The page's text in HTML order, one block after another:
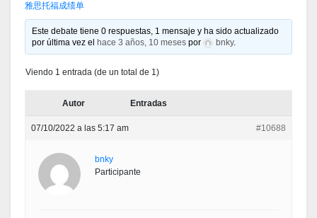
雅思托福成绩单
Este debate tiene 0 respuestas, 1 mensaje y ha sido actualizado
por última vez el
hace 3 años, 10 meses por bnky.
Viendo 1 entrada (de un total de 1)
Autor Entradas
07/10/2022 a las 5:17 am #10688
bnky
Participante